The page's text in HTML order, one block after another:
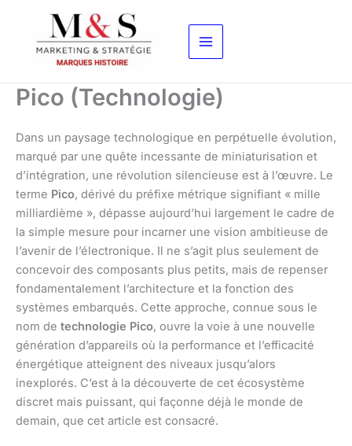
contenu
Pico (Technologie)
Dans un paysage technologique en perpétuelle évolution,
marqué par une quête incessante de miniaturisation et
d’intégration, une révolution silencieuse est à l’œuvre. Le
terme Pico, dérivé du préfixe métrique signifiant « mille
milliardième », dépasse aujourd’hui largement le cadre de
la simple mesure pour incarner une vision ambitieuse de
l’avenir de l’électronique. Il ne s’agit plus seulement de
concevoir des composants plus petits, mais de repenser
fondamentalement l’architecture et la fonction des
systèmes embarqués. Cette approche, connue sous le
nom de technologie Pico, ouvre la voie à une nouvelle
génération d’appareils où la performance et l’efficacité
énergétique atteignent des niveaux jusqu’alors
inexplorés. C’est à la découverte de cet écosystème
discret mais puissant, qui façonne déjà le monde de
demain, que cet article est consacré.